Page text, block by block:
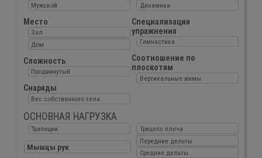
Мужской
Место
Зал
Дом
Сложность
Продвинутый
Снаряды
Вес собственного тела
Динамика
Специализация
упражнения
Гимнастика
Соотношение по
плоскотям
Вертикальные жимы
ОСНОВНАЯ НАГРУЗКА
Трапеции
Мышцы рук
Трицепс плеча
Передние дельты
Средние дельты